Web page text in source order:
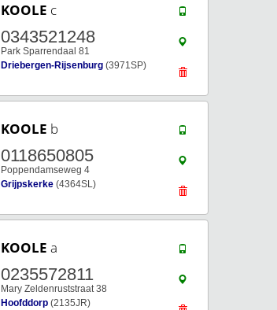
KOOLE c
0343521248
Park Sparrendaal 81
Driebergen-Rijsenburg (3971SP)
KOOLE b
0118650805
Poppendamseweg 4
Grijpskerke (4364SL)
KOOLE a
0235572811
Mary Zeldenruststraat 38
Hoofddorp (2135JR)